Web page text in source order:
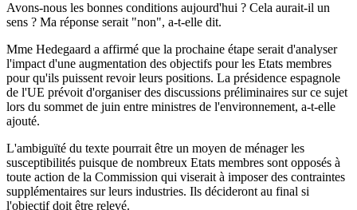
Avons-nous les bonnes conditions aujourd'hui ? Cela aurait-il un
sens ? Ma réponse serait "non", a-t-elle dit.
Mme Hedegaard a affirmé que la prochaine étape serait d'analyser
l'impact d'une augmentation des objectifs pour les Etats membres
pour qu'ils puissent revoir leurs positions. La présidence espagnole
de l'UE prévoit d'organiser des discussions préliminaires sur ce sujet
lors du sommet de juin entre ministres de l'environnement, a-t-elle
ajouté.
L'ambiguïté du texte pourrait être un moyen de ménager les
susceptibilités puisque de nombreux Etats membres sont opposés à
toute action de la Commission qui viserait à imposer des contraintes
supplémentaires sur leurs industries. Ils décideront au final si
l'objectif doit être relevé.